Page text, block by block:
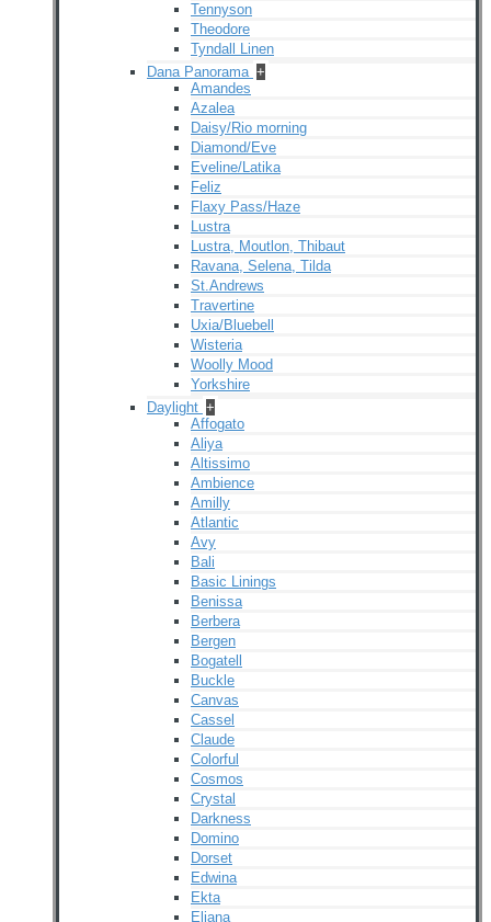
Tennyson
Theodore
Tyndall Linen
Dana Panorama +
Amandes
Azalea
Daisy/Rio morning
Diamond/Eve
Eveline/Latika
Feliz
Flaxy Pass/Haze
Lustra
Lustra, Moutlon, Thibaut
Ravana, Selena, Tilda
St.Andrews
Travertine
Uxia/Bluebell
Wisteria
Woolly Mood
Yorkshire
Daylight +
Affogato
Aliya
Altissimo
Ambience
Amilly
Atlantic
Avy
Bali
Basic Linings
Benissa
Berbera
Bergen
Bogatell
Buckle
Canvas
Cassel
Claude
Colorful
Cosmos
Crystal
Darkness
Domino
Dorset
Edwina
Ekta
Eliana